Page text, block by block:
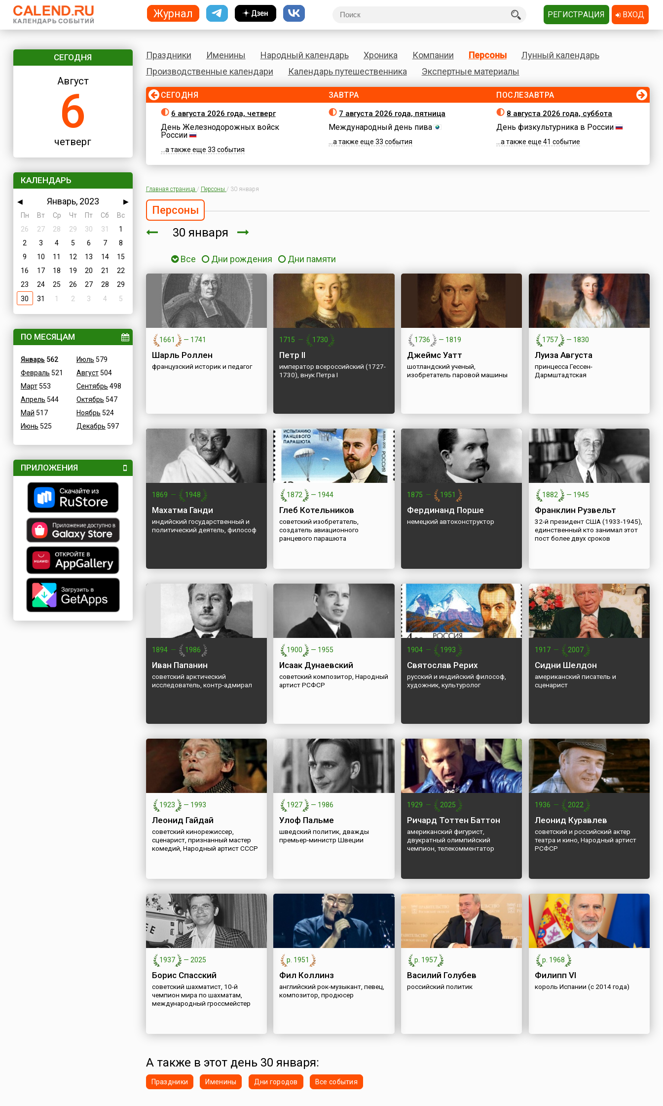
СЕГОДНЯ
Август
6
четверг
КАЛЕНДАРЬ
◀ Январь, 2023
▶
Пн
Вт Ср Чт Пт Сб
Вс
26
27 28 29 30 31
1
2
3 4 5 6 7
8
9
10 11 12 13 14
15
16
17 18 19 20 21
22
23
24 25 26 27 28
29
30
31 1 2 3 4 5
ПО МЕСЯЦАМ
Январь 562
Февраль 521
Март553
Апрель 544
Май 517
Июнь 525
Июль 579
Август504
Сентябрь 498
Октябрь 547
Ноябрь 524
Декабрь 597
ПРИЛОЖЕНИЯ
Праздники Именины Народный календарь Хроника Компании Персоны
Лунный календарь
Производственные календари
Календарь путешественника Экспертные материалы
СЕГОДНЯ
6 августа 2026 года, четверг
День Железнодорожных войск
России
...а также еще 33 события
ЗАВТРА
7 августа 2026 года, пятница
Международный день пива
...а также еще 33 события
ПОСЛЕЗАВТРА
8 августа 2026 года, суббота
День физкультурника в России
...а также еще 41 событие
Главная страница / Персоны / 30 января
Персоны
30 января
Все Дни рождения Дни памяти
1661 — 1741
Шарль Роллен
французский историк и педагог
1715 — 1730
Петр II
император всероссийский (1727-
1730), внук Петра I
1736 — 1819
Джеймс Уатт
шотландский ученый,
изобретатель паровой машины
1757 — 1830
Луиза Августа
принцесса Гессен-
Дармштадтская
1869 — 1948
Махатма Ганди
индийский государственный и
политический деятель, философ
1872 — 1944
Глеб Котельников
советский изобретатель,
создатель авиационного
ранцевого парашюта
1875 — 1951
Фердинанд Порше
немецкий автоконструктор
1882 — 1945
Франклин Рузвельт
32-й президент США (1933-1945),
единственный кто занимал этот
пост более двух сроков
1894 — 1986
Иван Папанин
советский арктический
исследователь, контр-адмирал
1900 — 1955
Исаак Дунаевский
советский композитор, Народный
артист РСФСР
1904 — 1993
Святослав Рерих
русский и индийский философ,
художник, культуролог
1917 — 2007
Сидни Шелдон
американский писатель и
сценарист
1923 — 1993
Леонид Гайдай
советский кинорежиссер,
сценарист, признанный мастер
комедий, Народный артист СССР
1927 — 1986
Улоф Пальме
шведский политик, дважды
премьер-министр Швеции
1929 — 2025
Ричард Тоттен Баттон
американский фигурист,
двукратный олимпийский
чемпион, телекомментатор
1936 — 2022
Леонид Куравлев
советский и российский актер
театра и кино, Народный артист
РСФСР
1937 — 2025
Борис Спасский
советский шахматист, 10-й
чемпион мира по шахматам,
международный гроссмейстер
р. 1951
Фил Коллинз
английский рок-музыкант, певец,
композитор, продюсер
р. 1957
Василий Голубев
российский политик
р. 1968
Филипп VI
король Испании (с 2014 года)
А также в этот день 30 января:
Праздники Именины Дни городов Все события
Журнал РЕГИСТРАЦИЯ ВХОД